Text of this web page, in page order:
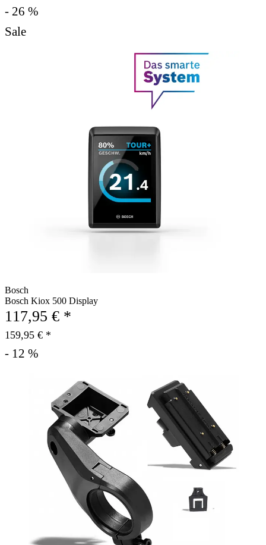
- 26 %
Sale
Bosch
Bosch Kiox 500 Display
117,95 € *
159,95 € *
- 12 %